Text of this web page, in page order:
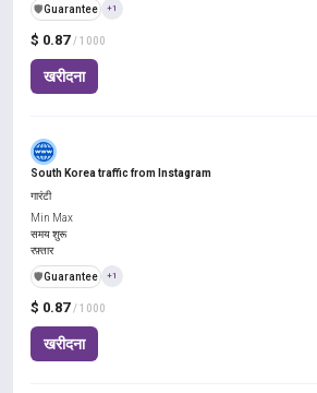
$ 0.87 / 1000
खरीदना
️🛡️Guarantee +1
South Korea traffic from Instagram
$ 0.87 / 1000
खरीदना
गारंटी
Min Max
समय शुरू
रफ़्तार
️🛡️Guarantee +1